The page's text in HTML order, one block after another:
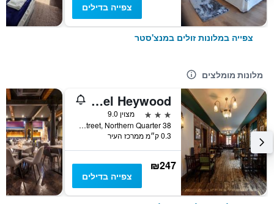
צפייה בדילים
צפייה במלונות זולים במנצ'סטר
מלונות מומלצים
The Abel Heywood
3 כוכבים
מצוין 9.0
38 Turner Street, Northern Quarter, מנצ'סטר, בריטניה
0.3 ק״מ ממרכז העיר
₪247
צפייה בדילים